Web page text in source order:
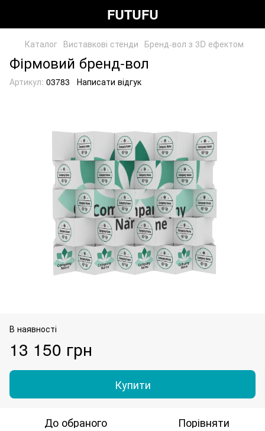
FUTUFU
Каталог Виставкові стенди Бренд-вол з 3D ефектом
Фірмовий бренд-вол
Артикул: 03783 Написати відгук
В наявності
13 150 грн
Купити
До обраного Порівняти